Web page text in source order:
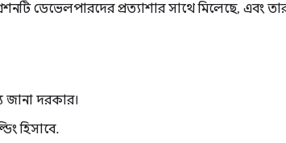
ডেভেলপারদের প্রত্যাশার সাথে মিলেছে, এবং
জানা দরকার।
হিসাবে.